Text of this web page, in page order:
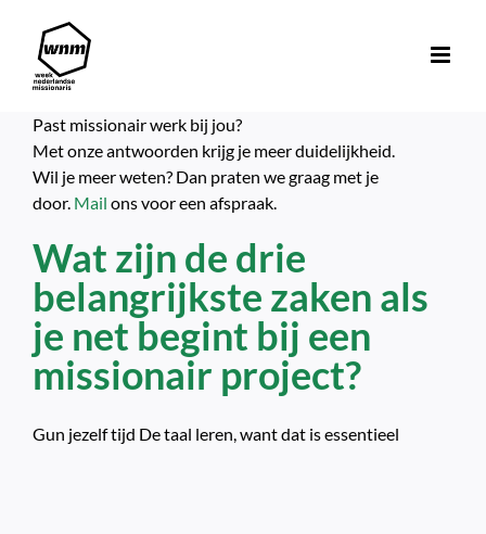
inhoud
Past missionair werk bij jou?
Met onze antwoorden krijg je meer duidelijkheid.
Wil je meer weten? Dan praten we graag met je
door. Mail ons voor een afspraak.
Wat zijn de drie
belangrijkste zaken als
je net begint bij een
missionair project?
Gun jezelf tijd De taal leren, want dat is essentieel